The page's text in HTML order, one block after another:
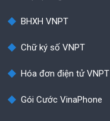
BHXH VNPT
Chữ ký số VNPT
Hóa đơn điện tử VNPT
Gói Cước VinaPhone